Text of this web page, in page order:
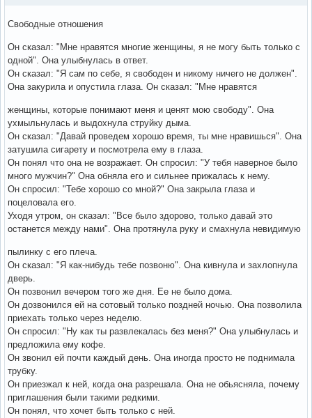
Свободные отношения
Он сказал: "Мне нравятся многие женщины, я не могу быть только с
одной". Она улыбнулась в ответ.
Он сказал: "Я сам по себе, я свободен и никому ничего не должен".
Она закурила и опустила глаза. Он сказал: "Мне нравятся
женщины, которые понимают меня и ценят мою свободу". Она
ухмыльнулась и выдохнула струйку дыма.
Он сказал: "Давай проведем хорошо время, ты мне нравишься". Она
затушила сигарету и посмотрела ему в глаза.
Он понял что она не возражает. Он спросил: "У тебя наверное было
много мужчин?" Она обняла его и сильнее прижалась к нему.
Он спросил: "Тебе хорошо со мной?" Она закрыла глаза и
поцеловала его.
Уходя утром, он сказал: "Все было здорово, только давай это
останется между нами". Она протянула руку и смахнула невидимую
пылинку с его плеча.
Он сказал: "Я как-нибудь тебе позвоню". Она кивнула и захлопнула
дверь.
Он позвонил вечером того же дня. Ее не было дома.
Он дозвонился ей на сотовый только поздней ночью. Она позволила
приехать только через неделю.
Он спросил: "Ну как ты развлекалась без меня?" Она улыбнулась и
предложила ему кофе.
Он звонил ей почти каждый день. Она иногда просто не поднимала
трубку.
Он приезжал к ней, когда она разрешала. Она не обьясняла, почему
приглашения были такими редкими.
Он понял, что хочет быть только с ней.